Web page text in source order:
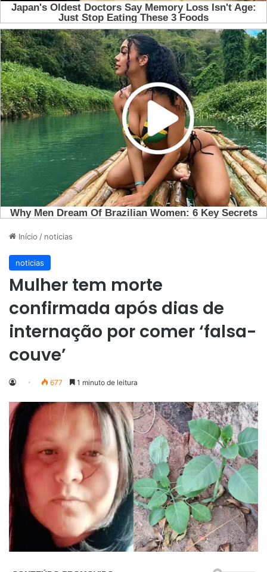
Início / noticias
noticias
Mulher tem morte
confirmada após dias de
internação por comer ‘falsa-
couve’
677 1 minuto de leitura